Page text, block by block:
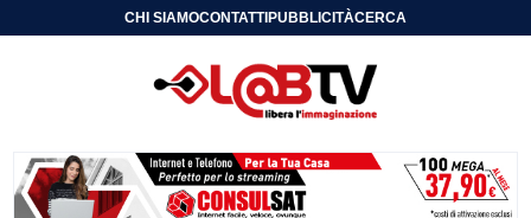
CHI SIAMOCONTATTIPUBBLICITÀCERCA